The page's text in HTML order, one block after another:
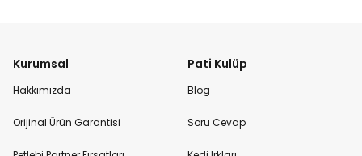
Kurumsal
Hakkımızda
Orijinal Ürün Garantisi
Pati Kulüp
Blog
Soru Cevap